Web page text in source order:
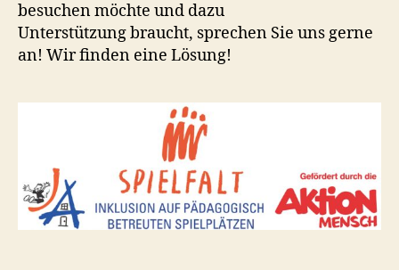
besuchen möchte und dazu
Unterstützung braucht, sprechen Sie uns gerne
an! Wir finden eine Lösung!